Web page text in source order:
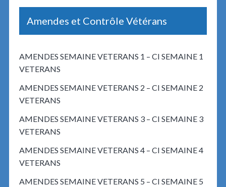
Amendes et Contrôle Vétérans
AMENDES SEMAINE VETERANS 1 – CI SEMAINE 1
VETERANS
AMENDES SEMAINE VETERANS 2 – CI SEMAINE 2
VETERANS
AMENDES SEMAINE VETERANS 3 – CI SEMAINE 3
VETERANS
AMENDES SEMAINE VETERANS 4 – CI SEMAINE 4
VETERANS
AMENDES SEMAINE VETERANS 5 – CI SEMAINE 5